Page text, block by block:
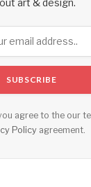
agree to the our
Policyagreement.